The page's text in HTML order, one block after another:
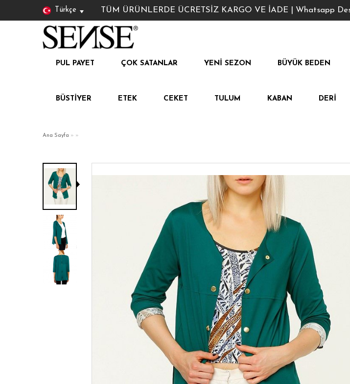
Türkçe TÜM ÜRÜNLERDE ÜCRETSİZ KARGO VE İADE | Whatsapp
PUL PAYET ÇOK SATANLAR YENI SEZON BÜYÜK BEDEN
BÜSTIYER ETEK CEKET TULUM KABAN DERI
Ana Sayfa » »